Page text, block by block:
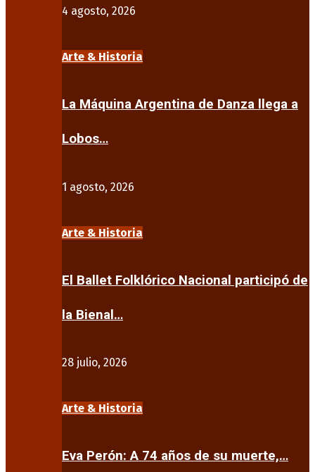
4 agosto, 2026
Arte & Historia
La Máquina Argentina de Danza llega a
Lobos…
1 agosto, 2026
Arte & Historia
El Ballet Folklórico Nacional participó de
la Bienal…
28 julio, 2026
Arte & Historia
Eva Perón: A 74 años de su muerte,…